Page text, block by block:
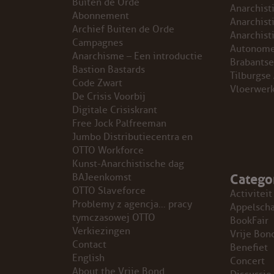
ANARCHISTISCHE GROEP A’DAM
ANARCHISTISCH COLLECTIEF ANTWERPEN
ANARCHISTISCH COLLECTIEF BRUGGE
VB AMSTERDAM
VRIJ COLLECTIEF KORTRIJK
LEUVENSE ANARCHISTISCHE GROEP
VB UTRECHT
Buiten de Orde
Abonnement
Archief Buiten de Orde
Campagnes
Anarchisme – Een introductie
Bastion Bastards
Code Zwart
De Crisis Voorbij
Digitale Crisiskrant
Free Jock Palfreeman
Jumbo Distributiecentra en
OTTO Workforce
Kunst-Anarchistische dag
BAJeenkomst
OTTO Slaveforce
Problemy z agencja… pracy
tymczasowej OTTO
Verkiezingen
Contact
English
Tilburgse
Activiteit
Appelscha
BookFair
Vrije
Benefiet
Concert